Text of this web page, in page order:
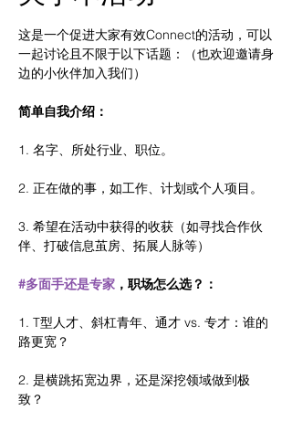
这是一个促进大家有效Connect的活动，可以
一起讨论且不限于以下话题：（也欢迎邀请身
边的小伙伴加入我们）
简单自我介绍：
1. 名字、所处行业、职位。
2. 正在做的事，如工作、计划或个人项目。
3. 希望在活动中获得的收获（如寻找合作伙
伴、打破信息茧房、拓展人脉等）
#多面手还是专家 ，职场怎么选？：
1. T型人才、斜杠青年、通才 vs. 专才：谁的
路更宽？
2. 是横跳拓宽边界，还是深挖领域做到极
致？